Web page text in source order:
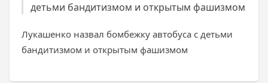
детьми бандитизмом и открытым фашизмом
Лукашенко назвал бомбежку автобуса с детьми
бандитизмом и открытым фашизмом